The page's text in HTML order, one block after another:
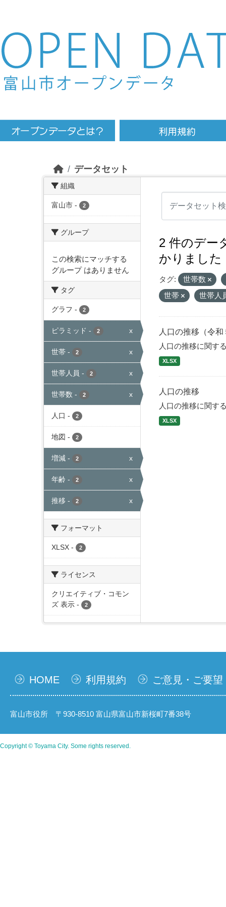
Skip to main content
データセット
組織
富山市 - 2
グループ
この検索にマッチする
グループ はありません
タグ
グラフ - 2
ピラミッド - 2 x
世帯 - 2 x
世帯人員 - 2 x
世帯数 - 2 x
人口 - 2
地図 - 2
増減 - 2 x
年齢 - 2 x
推移 - 2 x
フォーマット
XLSX - 2
ライセンス
クリエイティブ・コモン
ズ 表示 - 2
2 件のデー
かりました
タグ: 世帯数
世帯
世帯人
人口の推移（令和
人口の推移に関す
XLSX
人口の推移
人口の推移に関す
XLSX
HOME 利用規約 ご意見・ご要望
富山市役所 〒930-8510 富山県富山市新桜町7番38号
Copyright © Toyama City. Some rights reserved.